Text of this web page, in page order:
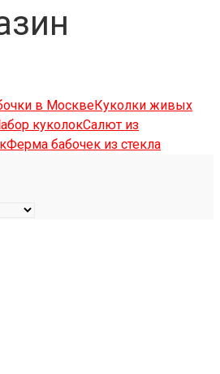
в МосквеКуколки живых
куколокСалют из
Ферма бабочек из стекла